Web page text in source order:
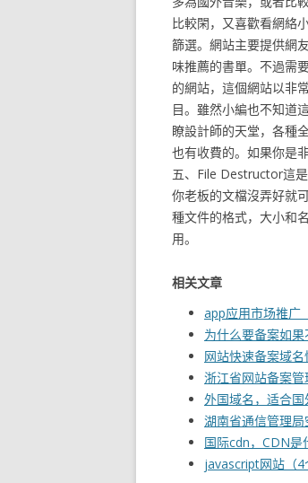
比較閑，又喜歡看網絡
篩選。網站主要提供網
味推薦的書單。不過需
的網站，這個網站以非
目。雖然小編也不知道
瞭設計師的天堂，各種
也有收費的。如果你是
五、File Destructor這
你老板的文檔沒弄好就
種文件的格式，大小和
用。
相关文章
app应用市场推广
为什么要备案如
网站快速备案域
浙江省网站备案管
外国域名，适合
湖南省通信管理局
国际cdn，CDN是
javascript网站（4